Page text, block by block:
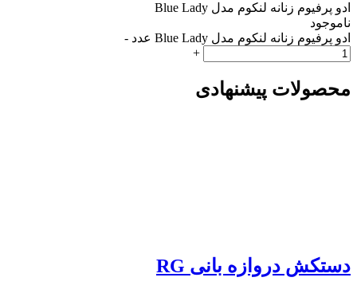
ادو پرفیوم زنانه لنکوم مدل Blue Lady
ناموجود
ادو پرفیوم زنانه لنکوم مدل Blue Lady عدد
-
+
محصولات پیشنهادی
دستکش دروازه بانی RG